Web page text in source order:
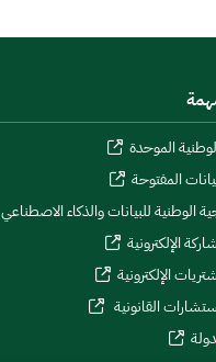
الموحدة
المفتوحة
الوطنية للبيانات والذكاء الاصطناعي
الإلكترونية
الإلكترونية
القانونية